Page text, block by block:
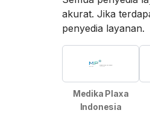
akurat. Jika
penyedia layanan.
Medika Plaxa
Indonesia